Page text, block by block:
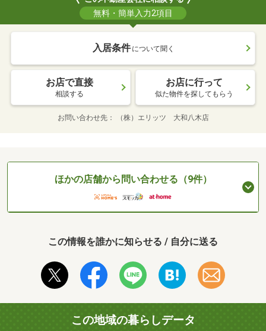
無料・簡単入力2項目
入居条件 について聞く
お店で直接
相談する
お店に行って
似た物件を探してもらう
お問い合わせ先 （株）エリッツ 大和八木店
ほかの店舗から問い合わせる（9件）
この情報を誰かに知らせる / 自分に送る
この地域の暮らしデータ